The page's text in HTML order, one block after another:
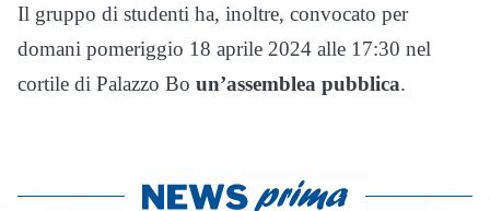
Il gruppo di studenti ha, inoltre, convocato per
domani pomeriggio 18 aprile 2024 alle 17:30 nel
cortile di Palazzo Bo un’assemblea pubblica.